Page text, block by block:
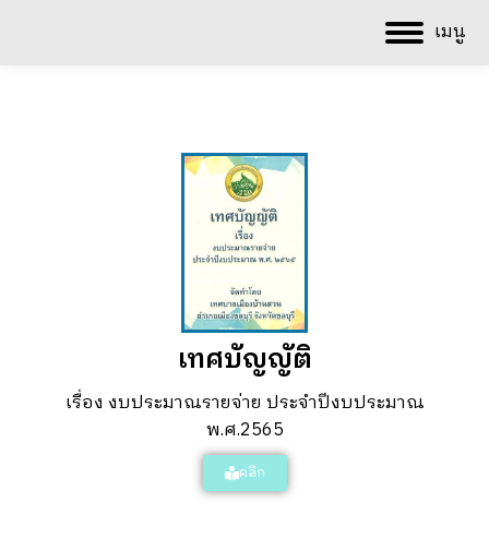
เมนู
เทศบัญญัติ
เรื่อง งบประมาณรายจ่าย ประจำปีงบประมาณ
พ.ศ.2565
คลิก